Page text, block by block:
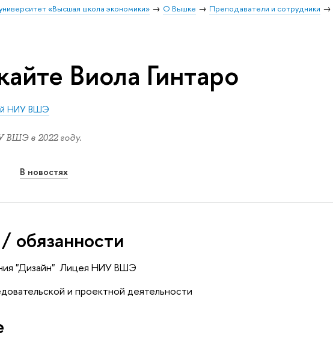
«Высшая школа экономики» О Вышке Преподаватели и сотрудники
Виола Гинтаро
НИУ ВШЭ
в 2022 году.
В новостях
обязанности
"Дизайн" Лицея НИУ ВШЭ
и проектной деятельности